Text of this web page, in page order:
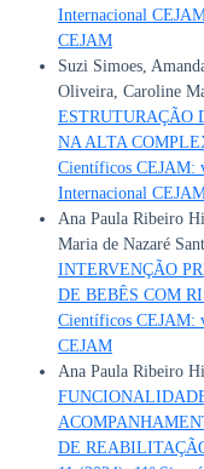
Internacional
CEJAM
Suzi Simoes,
Oliveira, Caroline
ESTRUTURAÇÃO
NA ALTA
Científicos CEJAM:
Internacional
Ana Paula Ribeiro
Maria de Nazaré
INTERVENÇÃO
DE BEBÊS COM
Científicos CEJAM:
CEJAM
Ana Paula Ribeiro
DE